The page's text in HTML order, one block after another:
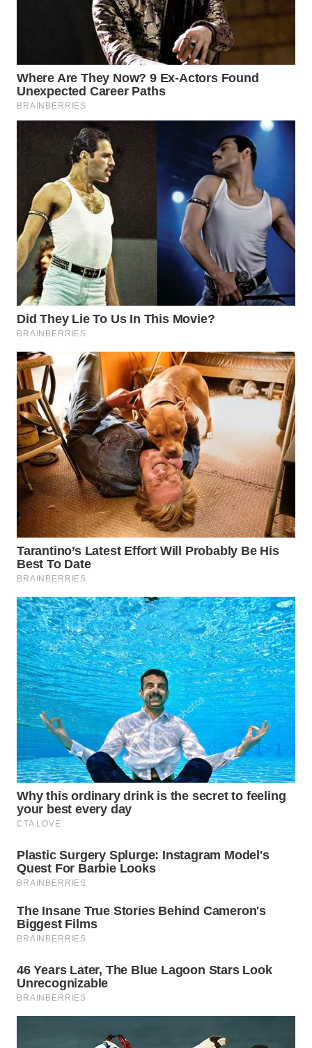
WN
LANGKAT
WN
SELATAN
WN
TANJUNG
LESUNG
WN
KARO
WN
SIMALUNGUN
WN
LABUHANBATU
WN
TAPANULI
TENGAH
WN DELI
SERDANG
WN
TEBING
TINGGI
WN
PAKPAK
WN
KARAWANG
WN
BEKASI
WN
BOGOR
WN
DEPOK
WN
TAPANULI
WN
SAMOSIR
WN
PADANG